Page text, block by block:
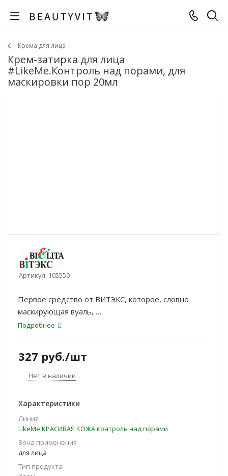
Крема для лица
Крем-затирка для лица
#LikeMe.Контроль над порами, для
маскировки пор 20мл
Артикул: 105550
Первое средство от ВИТЭКС, которое, словно
маскирующая вуаль,
моментально сделает рельеф кожи идеально
распределяется по коже,
заполняет все неровности и расширенные поры
кожи, не провоцирует
появление несовершенств.
Подробнее
327 руб./шт
Нет в наличии
Характеристики
Линия
LikeMe КРАСИВАЯ КОЖА контроль над порами
Зона применения
для лица
Тип продукта